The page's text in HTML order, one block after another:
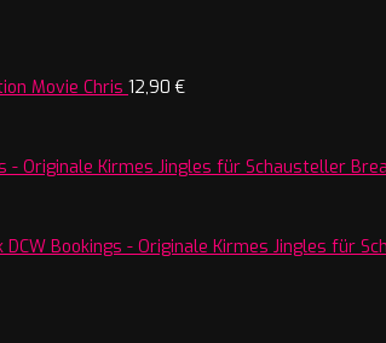
Movie Chris 12,90 €